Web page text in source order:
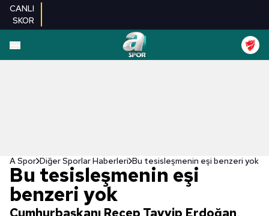
CANLI
SKOR
A Spor Diğer Sporlar Haberleri Bu tesisleşmenin eşi benzeri yok
Bu tesisleşmenin eşi
benzeri yok